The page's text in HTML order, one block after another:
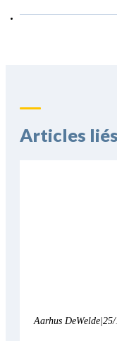
Articles liés
Aarhus DeWelde